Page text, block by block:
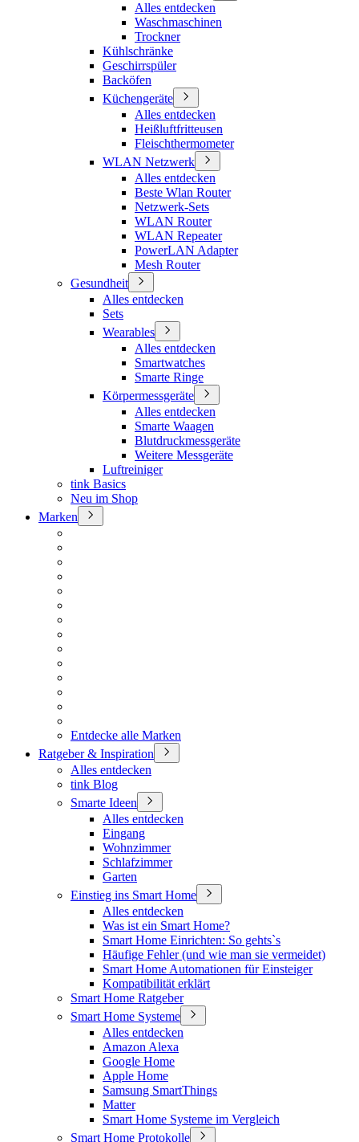
Alles entdecken
Waschmaschinen
Trockner
Kühlschränke
Geschirrspüler
Backöfen
Küchengeräte
Alles entdecken
Heißluftfritteusen
Fleischthermometer
WLAN Netzwerk
Alles entdecken
Beste Wlan Router
Netzwerk-Sets
WLAN Router
WLAN Repeater
PowerLAN Adapter
Mesh Router
Gesundheit
Alles entdecken
Sets
Wearables
Alles entdecken
Smartwatches
Smarte Ringe
Körpermessgeräte
Alles entdecken
Smarte Waagen
Blutdruckmessgeräte
Weitere Messgeräte
Luftreiniger
tink Basics
Neu im Shop
Marken
Entdecke alle Marken
Ratgeber & Inspiration
Alles entdecken
tink Blog
Smarte Ideen
Alles entdecken
Eingang
Wohnzimmer
Schlafzimmer
Garten
Einstieg ins Smart Home
Alles entdecken
Was ist ein Smart Home?
Smart Home Einrichten: So gehts`s
Häufige Fehler (und wie man sie vermeidet)
Smart Home Automationen für Einsteiger
Kompatibilität erklärt
Smart Home Ratgeber
Smart Home Systeme
Alles entdecken
Amazon Alexa
Google Home
Apple Home
Samsung SmartThings
Matter
Smart Home Systeme im Vergleich
Smart Home Protokolle